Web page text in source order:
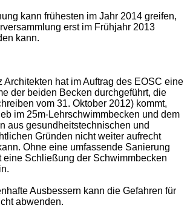
kann frühesten im Jahr 2014 greifen,
erst im Frühjahr 2013
kann.
Architekten hat im Auftrag des EOSC eine
der beiden Becken durchgeführt, die
vom 31. Oktober 2012) kommt,
im 25m-Lehrschwimmbecken und dem
aus gesundheitstechnischen und
Gründen nicht weiter aufrecht
Ohne eine umfassende Sanierung
eine Schließung der Schwimmbecken
Ausbessern kann die Gefahren für
abwenden.